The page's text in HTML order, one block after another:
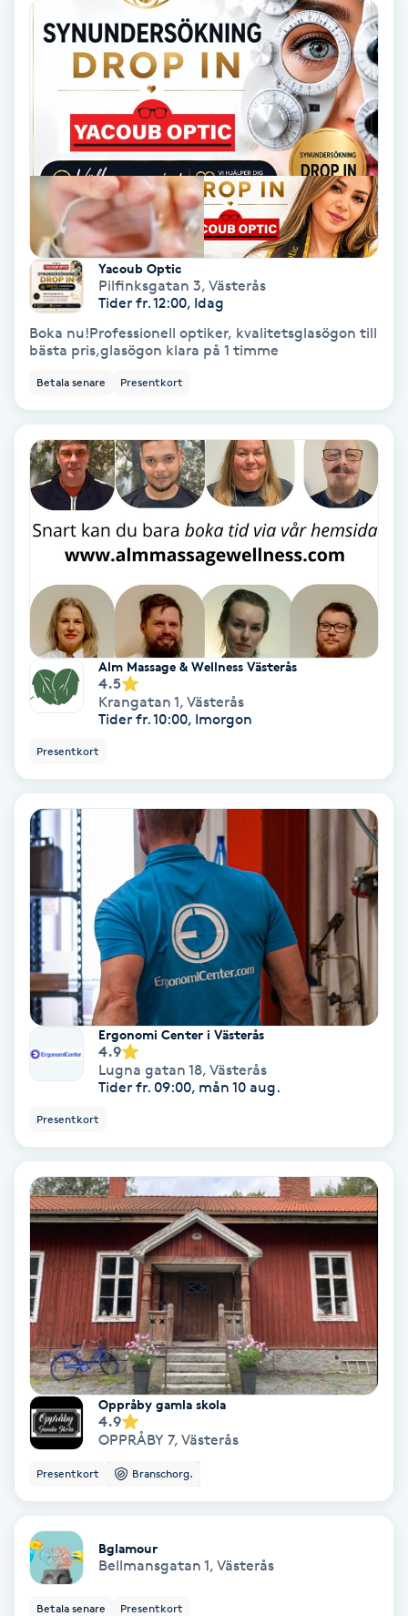
Eyeliner-tatuering
Face framing
Faceliftmassage
Fet hårbotten
Fettreducering
Fibromassage
Fillers
Fotsvamp
Fotvård
Fransar
Fransborttagning
Fransfärgning
Fransförlängning Volym
Fransk manikyr
Fransrengöring
Frekvensterapi
Friskvård
Friskvårdsmassage
Frisör
Funktionsanalys
Färgning
Föning
Gel naglar
Gelenaglar
Gellack
Gellack med förstärkning
Gravidmassage
Yacoub Optic
Pilfinksgatan 3, Västerås
Tider fr. 12:00, Idag
Boka nu!Professionell optiker, kvalitetsglasögon till
bästa pris,glasögon klara på 1 timme
Betala senare Presentkort
Alm Massage & Wellness Västerås
4.5
Krangatan 1, Västerås
Tider fr. 10:00, Imorgon
Presentkort
Ergonomi Center i Västerås
4.9
Lugna gatan 18, Västerås
Tider fr. 09:00, mån 10 aug.
Presentkort
Oppråby gamla skola
4.9
OPPRÅBY 7, Västerås
Presentkort Branschorg.
Bglamour
Bellmansgatan 1, Västerås
Betala senare Presentkort